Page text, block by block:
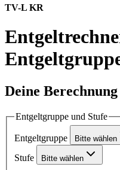
TV-L KR
Deine Berechnung
Entgeltgruppe und Stufe
Entgeltgruppe Bitte wählen
Stufe Bitte wählen